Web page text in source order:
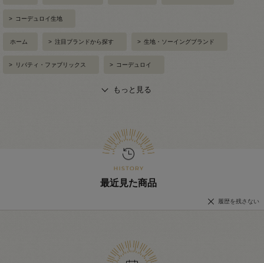
> コーデュロイ生地
ホーム > 注目ブランドから探す > 生地・ソーイングブランド
> リバティ・ファブリックス > コーデュロイ
もっと見る
最近見た商品
履歴を残さない